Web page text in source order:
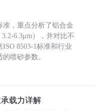
，重点分析了铝合金
6.3μm），并对比不
8503-1标准和行业
喷砂参数。
载力详解